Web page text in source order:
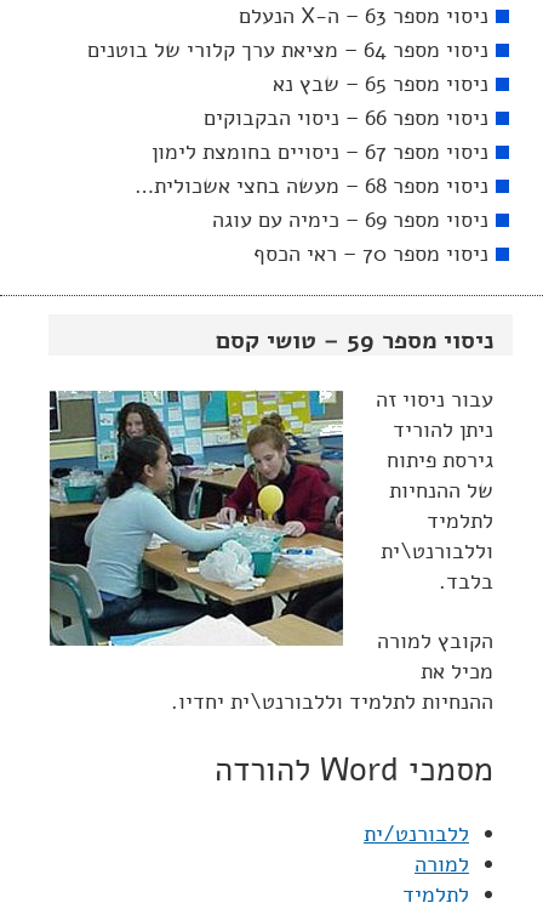
ניסוי מספר 59 – טושי קסם
עבור ניסוי זה
ניתן להוריד
גירסת פיתוח
של ההנחיות
לתלמיד
וללבורנט\ית
בלבד.
הקובץ למורה
מכיל את
ההנחיות לתלמיד וללבורנט\ית יחדיו.
מסמכי Word להורדה
ללבורנט/ית
למורה
לתלמיד
ניסוי מספר 63 – ה-X הנעלם
ניסוי מספר 64 – מציאת ערך קלורי של בוטנים
ניסוי מספר 65 – שבץ נא
ניסוי מספר 66 – ניסוי הבקבוקים
ניסוי מספר 67 – ניסויים בחומצת לימון
ניסוי מספר 68 – מעשה בחצי אשכולית…
ניסוי מספר 69 – כימיה עם עוגה
ניסוי מספר 70 – ראי הכסף